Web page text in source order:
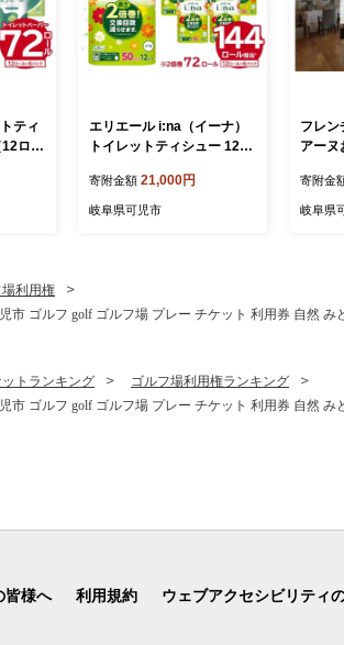
ティ
ロー
巻
蓄
エリエール i:na（イーナ）
トイレットティシュー 12R
ル×6パック） 【 トイレット
ペーパー 2倍 巻 エコ フロー
寄附金額 21,000円
岐阜県可児市
フレ
アーヌ
消 魚
プ フレ
寄附金
岐阜県
利用権
市 ゴルフ golf ゴルフ場 プレー チケット 利用券 自然
トランキング
ゴルフ場利用権ランキング
市 ゴルフ golf ゴルフ場 プレー チケット 利用券 自然
皆様へ 利用規約 ウェブアクセシビリティ